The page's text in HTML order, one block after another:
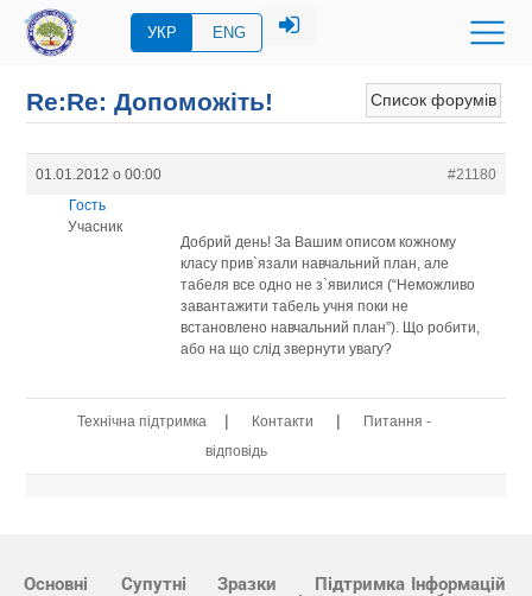
УКР ENG
Список форумів
Re:Re: Допоможіть!
01.01.2012 о 00:00
#21180
Гость
Учасник
Добрий день! За Вашим описом кожному
класу прив`язали навчальний план, але
табеля все одно не з`явилися (“Неможливо
завантажити табель учня поки не
встановлено навчальний план”). Що робити,
або на що слід звернути увагу?
Технічна підтримка | Контакти |
Питання -
відповідь
Основні
Супутні
Зразки
Підтримка Інформацій